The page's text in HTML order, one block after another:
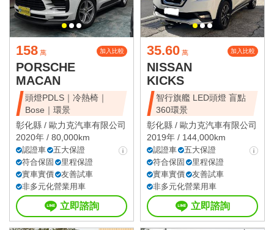
158 萬 加入比較
PORSCHE
MACAN
頭燈PDLS｜冷熱椅｜
Bose｜環景
彰化縣 / 歐力克汽車有限公司
2020年 / 80,000km
認證車
五大保證
符合保固
里程保證
實車實價
友善試車
非多元化營業用車
立即諮詢
35.60 萬 加入比較
NISSAN
KICKS
智行旗艦 LED頭燈 盲點
360環景
彰化縣 / 歐力克汽車有限公司
2019年 / 144,000km
認證車
五大保證
符合保固
里程保證
實車實價
友善試車
非多元化營業用車
立即諮詢